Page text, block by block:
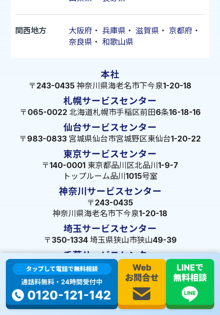
関西地方 大阪府 ・ 兵庫県 ・ 滋賀県 ・ 京都府 ・
奈良県 ・ 和歌山県
本社
〒243-0435 神奈川県海老名市下今泉1-20-18
札幌サービスセンター
〒065-0022 北海道札幌市手稲区前田6条16-18-16
仙台サービスセンター
〒983-0833 宮城県仙台市宮城野区東仙台1-20-22
東京サービスセンター
〒140-0001 東京都品川区北品川1-9-7
トップルーム品川1015号室
神奈川サービスセンター
〒243-0435
神奈川県海老名市下今泉1-20-18
埼玉サービスセンター
〒350-1334 埼玉県狭山市狭山49-39
千葉サービスセンター
〒264-0016
千葉県千葉市若葉区大宮町1288-7
茨城サービスセンター
〒309-1717 茨城県笠間市旭町322-2 102号